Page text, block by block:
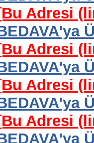
Adresi
Adresi
Adresi
Adresi